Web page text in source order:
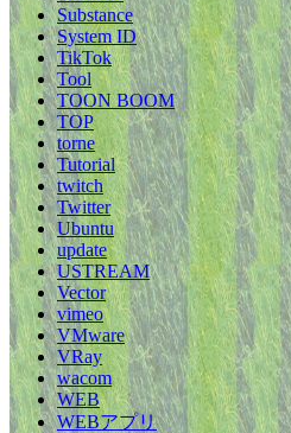
Substance
System ID
TikTok
Tool
TOON BOOM
TOP
torne
Tutorial
twitch
Twitter
Ubuntu
update
USTREAM
Vector
vimeo
VMware
VRay
wacom
WEB
WEBアプリ